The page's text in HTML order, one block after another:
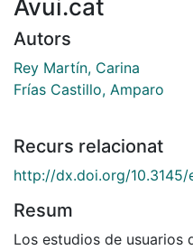
Avui.cat
Autors
Rey Martín, Carina
Frías Castillo, Amparo
Recurs relacionat
http://dx.doi.org/10.3145/
Resum
Los estudios de usuarios